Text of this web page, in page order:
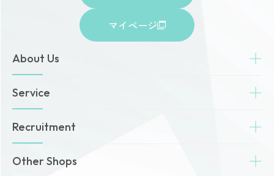
マイページ
About Us
お知らせ
店舗一覧
ご予約から無料体験・見学までの流れ
Service
Amazonesのパーソナルトレーニング
AI姿勢診断・改善
Recruitment
Other Shops